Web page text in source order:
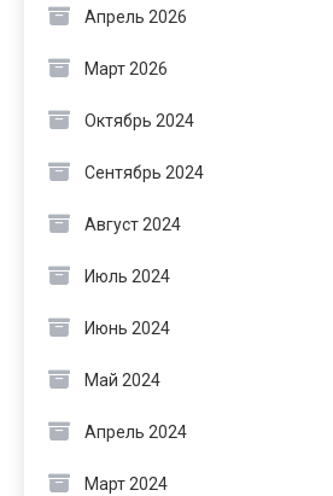
Апрель 2026
Март 2026
Октябрь 2024
Сентябрь 2024
Август 2024
Июль 2024
Июнь 2024
Май 2024
Апрель 2024
Март 2024